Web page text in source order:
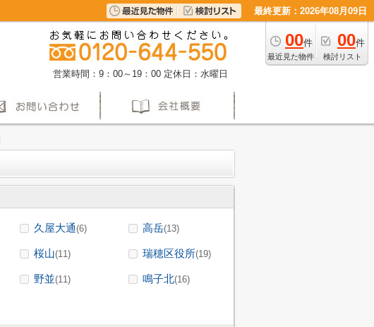
最終更新：2026年08月09日
00件
最近見た物件
00件
検討リスト
営業時間：9：00～19：00 定休日：水曜日
久屋大通(6) 高岳(13)
桜山(11) 瑞穂区役所(19)
野並(11) 鳴子北(16)